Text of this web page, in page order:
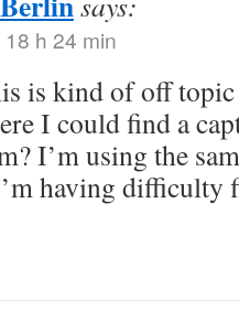
h 24 min
is kind of off
I could find a
I’m using the
having difficulty